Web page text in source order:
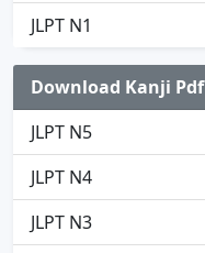
JLPT N1
Download Kanji Pdf
JLPT N5
JLPT N4
JLPT N3